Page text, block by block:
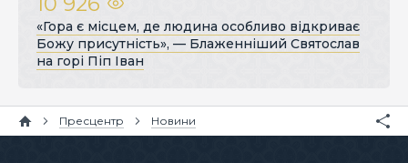
«Гора є місцем, де людина особливо відкриває
Божу присутність», — Блаженніший Святослав
на горі Піп Іван
Пресцентр Новини